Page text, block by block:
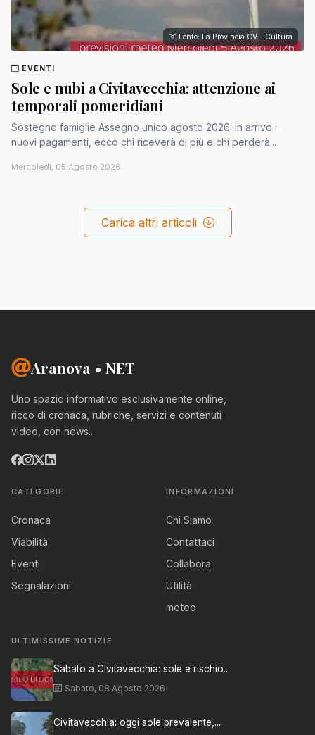
Fonte: La Provincia CV - Cultura
EVENTI
Sole e nubi a Civitavecchia: attenzione ai
temporali pomeridiani
Sostegno famiglie Assegno unico agosto 2026: in arrivo i
nuovi pagamenti, ecco chi riceverà di più e chi perderà...
Mercoledì, 05 Agosto 2026
Carica altri articoli
Aranova • NET
Uno spazio informativo esclusivamente online,
ricco di cronaca, rubriche, servizi e contenuti
video, con news..
CATEGORIE
Cronaca
Viabilità
Eventi
Segnalazioni
INFORMAZIONI
Chi Siamo
Contattaci
Collabora
Utilità
meteo
ULTIMISSIME NOTIZIE
Sabato a Civitavecchia: sole e rischio...
Sabato, 08 Agosto 2026
Civitavecchia: oggi sole prevalente,...